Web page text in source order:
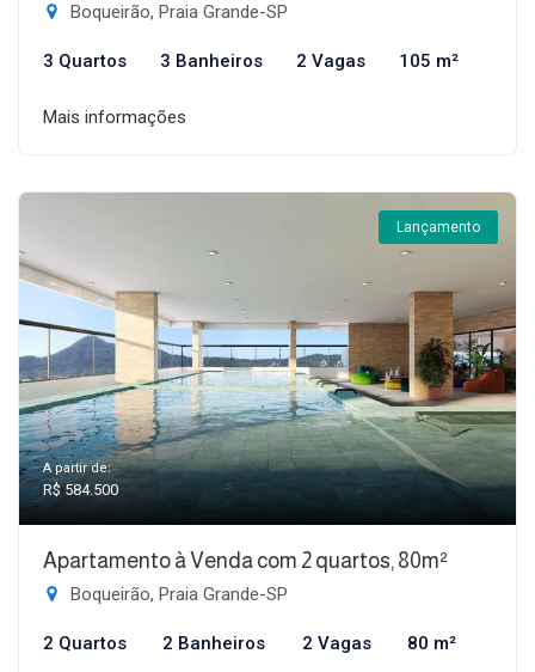
Boqueirão, Praia Grande-SP
3 Quartos 3 Banheiros 2 Vagas 105 m²
Mais informações
Lançamento
A partir de:
R$ 584.500
Apartamento à Venda com 2 quartos, 80m²
Boqueirão, Praia Grande-SP
2 Quartos 2 Banheiros 2 Vagas 80 m²